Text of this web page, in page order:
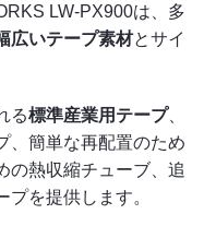
LW-PX900は、多
広いテープ素材とサイ
る標準産業用テープ、
、簡単な再配置のため
の熱収縮チューブ、追
を提供します。